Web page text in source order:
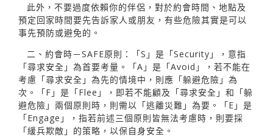
此外，不要過度依賴你的伴侶，對於約會時間、地點及
預定回家時間要先告訴家人或朋友，有些危險其實是可以
事先預防或避免的。
二、約會時－SAFE原則：「S」是「Security」，意指
「尋求安全」為首要考量。「A」是「Avoid」，若不能在
考慮「尋求安全」為先的情境中，則應「躲避危險」為
次。「F」是「Flee」，即若不能顧及「尋求安全」和「躲
避危險」兩個原則時，則需以「逃離災難」為要。「E」是
「Engage」，指若前述三個原則皆無法考慮時，則要採
「緩兵欺敵」的策略，以保自身安全。